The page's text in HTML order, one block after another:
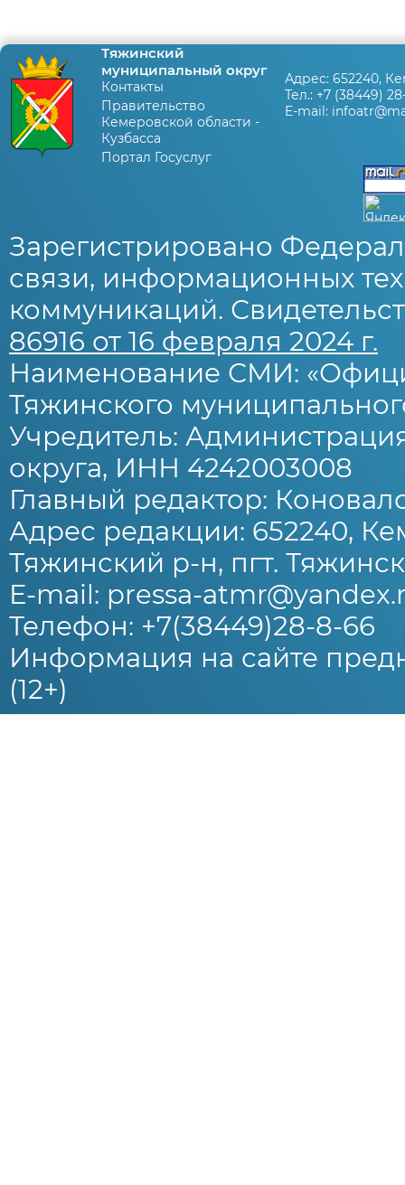
Тяжинский
муниципальный округ
Контакты
Правительство
Кемеровской области -
Кузбасса
Портал Госуслуг
Адрес: 652240,
Тел.: +7 (38449)
E-mail:
Зарегистрировано
связи, информационных
коммуникаций.
86916 от 16 февраля 2024 г.
Наименование СМИ:
Тяжинского
Учредитель:
округа, ИНН 4242003008
Главный редактор:
Адрес редакции: 652240,
Тяжинский р-н, пгт.
E-mail: pressa-
Телефон: +7(38449)28-8-66
Информация на сайте
(12+)